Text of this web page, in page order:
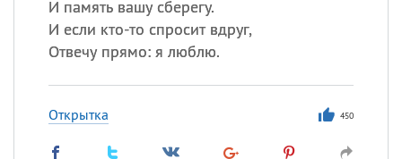
И память вашу сберегу.
И если кто-то спросит вдруг,
Отвечу прямо: я люблю.
Открытка 450